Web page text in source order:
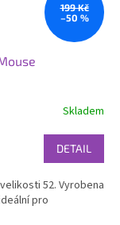
199 Kč
–50 %
Skladem
DETAIL
52. Vyrobena
pro